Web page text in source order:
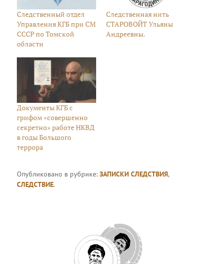
Следственный отдел
Управления КГБ при СМ
СССР по Томской
области
Следственная нить
СТАРОВОЙТ Ульяны
Андреевны.
Документы КГБ с
грифом «совершенно
секретно» работе НКВД
в годы Большого
террора
Опубликовано в рубрике:ЗАПИСКИ СЛЕДСТВИЯ,
СЛЕДСТВИЕ.